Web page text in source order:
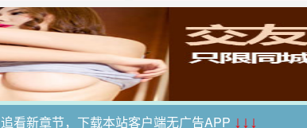
追看新章节，下载本站客户端无广告APP ↓↓↓